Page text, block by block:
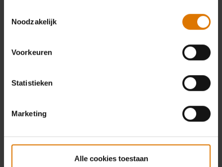
Noodzakelijk
Voorkeuren
Statistieken
Marketing
Alle cookies toestaan